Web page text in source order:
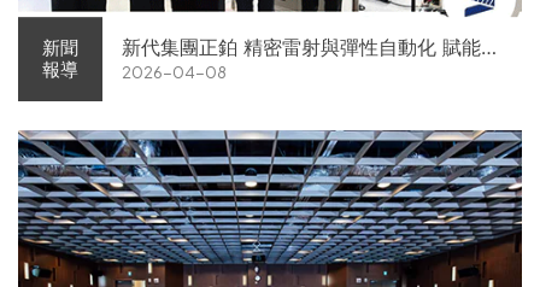
新聞
報導
新代集團正鉑 精密雷射與彈性自動化 賦能智
慧智造解方電子展亮相
2026-04-08